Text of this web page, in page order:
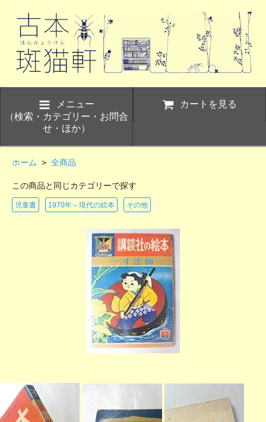
メニュー
（検索・カテゴリー・お問合
せ・ほか）
カートを見る
ホーム > 全商品
この商品と同じカテゴリーで探す
児童書 1970年～現代の絵本 その他